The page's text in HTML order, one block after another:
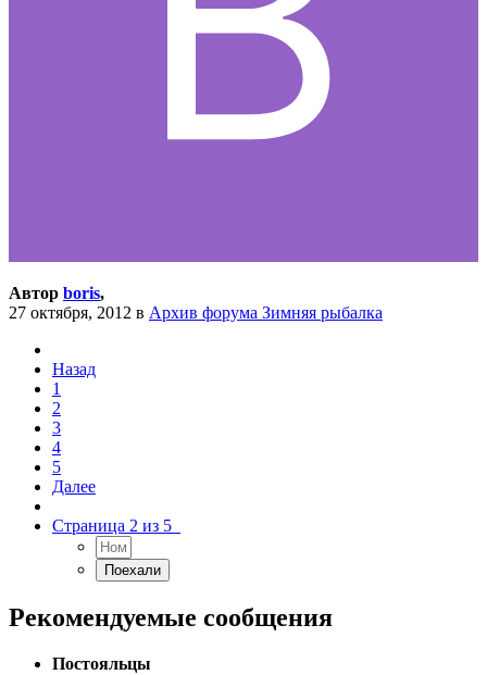
Автор boris,
27 октября, 2012 в Архив форума Зимняя рыбалка
Назад
1
2
3
4
5
Далее
Страница 2 из 5
Рекомендуемые сообщения
Постояльцы